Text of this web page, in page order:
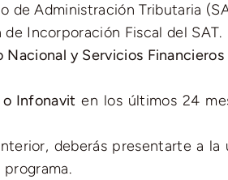
de Administración Tributaria
de Incorporación Fiscal del SAT.
y Servicios Financieros
Infonavit en los últimos 24
deberás presentarte a la